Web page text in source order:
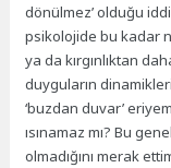
dönülmez’ olduğu
psikolojide bu kadar
ya da kırgınlıktan
duyguların
‘buzdan duvar’
ısınamaz mı? Bu
olmadığını merak